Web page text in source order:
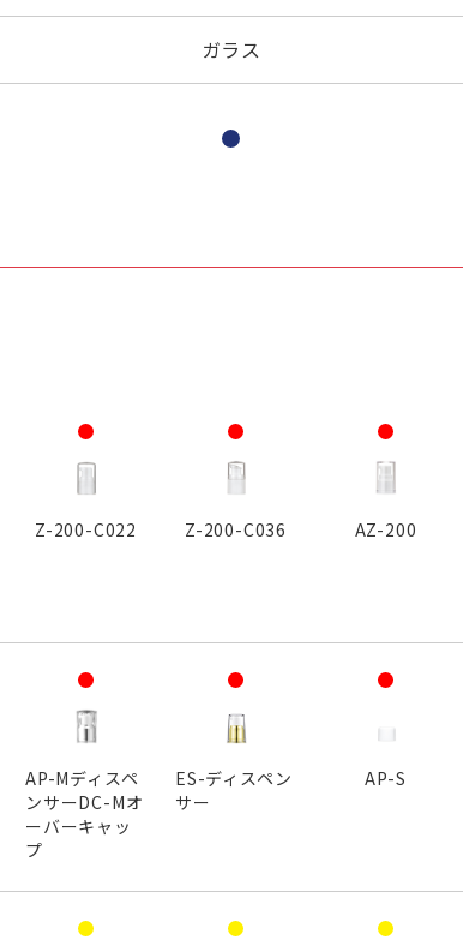
ガラス
Z-200-C022 Z-200-C036 AZ-200
AP-Mディスペ
ンサーDC-Mオ
ーバーキャッ
プ
ES-ディスペン
サー
AP-S